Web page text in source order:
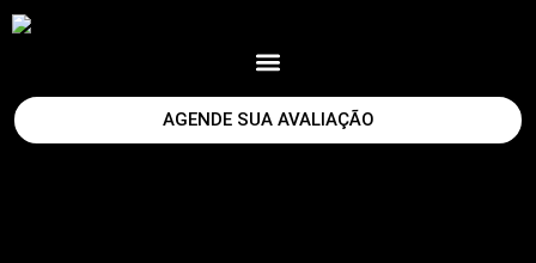
AGENDE SUA AVALIAÇÃO